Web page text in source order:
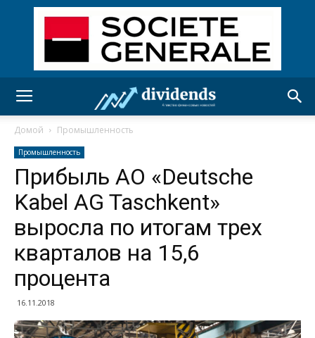
Домой Промышленность
Промышленность
Прибыль АО «Deutsche
Kabel AG Taschkent»
выросла по итогам трех
кварталов на 15,6
процента
16.11.2018